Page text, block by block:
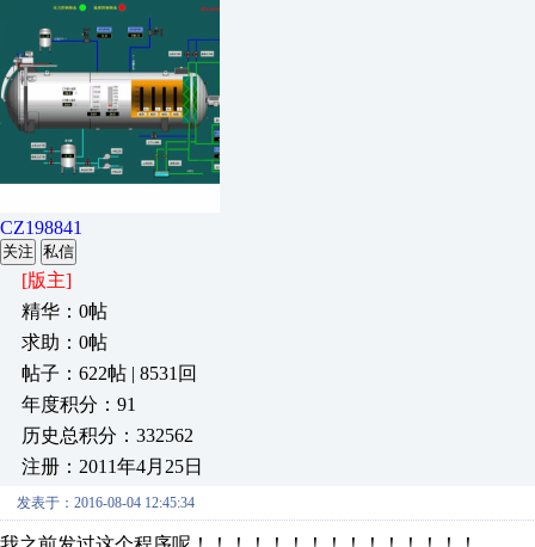
CZ198841
关注 私信
[版主]
精华：0帖
求助：0帖
帖子：622帖 | 8531回
年度积分：91
历史总积分：332562
注册：2011年4月25日
发表于：2016-08-04 12:45:34